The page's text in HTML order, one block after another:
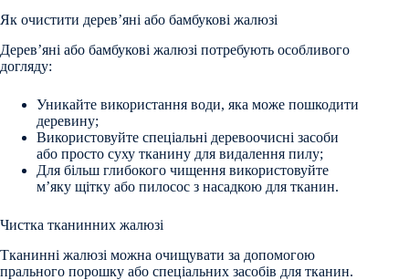
Як очистити дерев’яні або бамбукові жалюзі
Дерев’яні або бамбукові жалюзі потребують особливого
догляду:
Уникайте використання води, яка може пошкодити
деревину;
Використовуйте спеціальні деревоочисні засоби
або просто суху тканину для видалення пилу;
Для більш глибокого чищення використовуйте
м’яку щітку або пилосос з насадкою для тканин.
Чистка тканинних жалюзі
Тканинні жалюзі можна очищувати за допомогою
прального порошку або спеціальних засобів для тканин.